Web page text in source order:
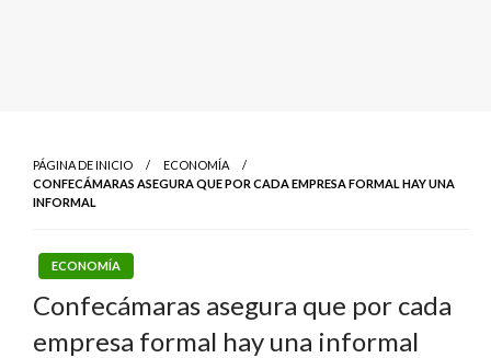
PÁGINA DE INICIO
ECONOMÍA
CONFECÁMARAS ASEGURA QUE POR CADA EMPRESA FORMAL HAY UNA
INFORMAL
ECONOMÍA
Confecámaras asegura que por cada
empresa formal hay una informal